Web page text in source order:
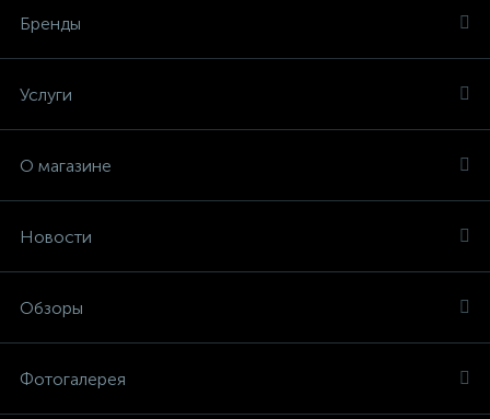
Бренды
Услуги
О магазине
Новости
Обзоры
Фотогалерея